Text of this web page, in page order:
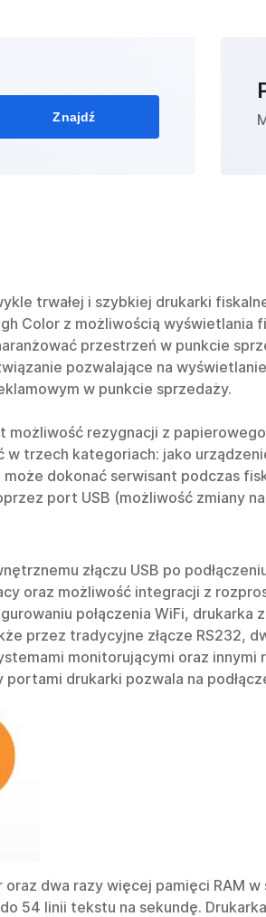
Znajdź
trwałej i szybkiej drukarki
Color z możliwością
przestrzeń w punkcie
pozwalające na
w punkcie sprzedaży.
rezygnacji z
w trzech kategoriach: jako
dokonać serwisant podczas
port USB (możliwość zmiany
złączu USB po
oraz możliwość integracji z
połączenia WiFi,
przez tradycyjne złącze RS232,
monitorującymi oraz
drukarki pozwala na
dwa razy więcej pamięci RAM
54 linii tekstu na sekundę.